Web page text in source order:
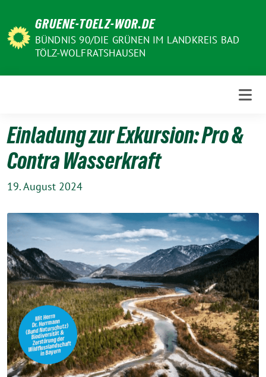
zum
Inhalt
GRUENE-TOELZ-WOR.DE
BÜNDNIS 90/DIE GRÜNEN IM LANDKREIS BAD
TÖLZ-WOLFRATSHAUSEN
Einladung zur Exkursion: Pro &
Contra Wasserkraft
19. August 2024